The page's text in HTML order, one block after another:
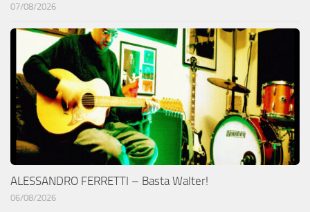
07/08/2026
ALESSANDRO FERRETTI – Basta Walter!
06/08/2026